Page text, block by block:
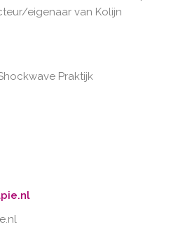
eigenaar van Kolijn
Praktijk